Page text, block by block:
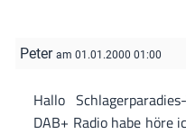
Peter am 01.01.2000 01:00
Hallo
DAB+ Radio habe höre